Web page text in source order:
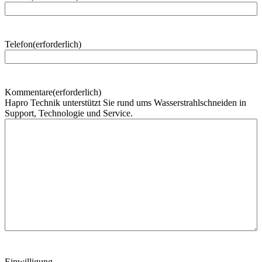
h
n
e
Telefon(erforderlich)
Kommentare(erforderlich)
Hapro Technik unterstützt Sie rund ums Wasserstrahlschneiden in
Support, Technologie und Service.